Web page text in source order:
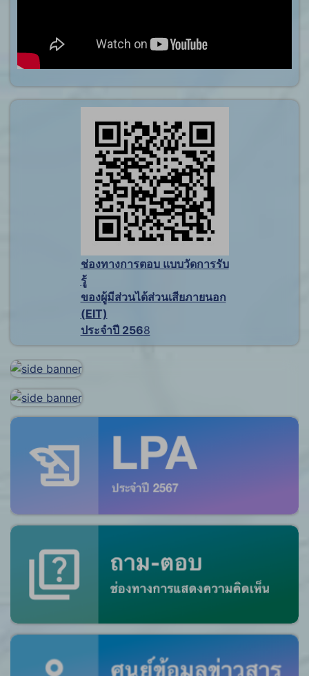
ช่องทางการตอบ แบบวัดการรับ
รู้
ของผู้มีส่วนได้ส่วนเสียภายนอก
(EIT)
ประจำปี 2568